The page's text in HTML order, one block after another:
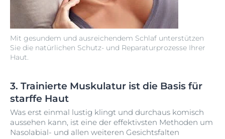
Mit gesundem und ausreichendem Schlaf unterstützen
Sie die natürlichen Schutz- und Reparaturprozesse Ihrer
Haut.
3. Trainierte Muskulatur ist die Basis für
starffe Haut
Was erst einmal lustig klingt und durchaus komisch
aussehen kann, ist eine der effektivsten Methoden um
Nasolabial- und allen weiteren Gesichtsfalten